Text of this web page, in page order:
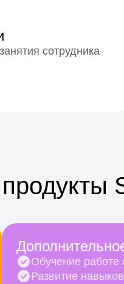
сотрудника
Обучение работе
Развитие